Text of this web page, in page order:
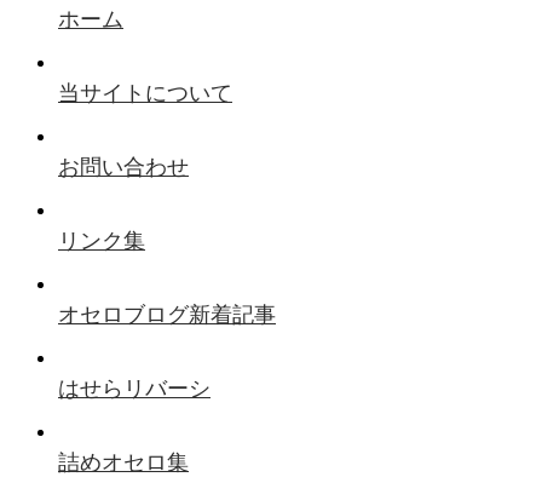
ホーム
当サイトについて
お問い合わせ
リンク集
オセロブログ新着記事
はせらリバーシ
詰めオセロ集